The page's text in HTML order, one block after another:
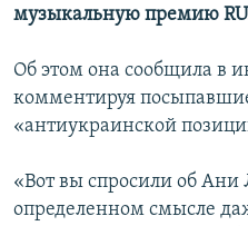
музыкальную премию
Об этом она сообщила в
комментируя
«антиукраинской
«Вот вы спросили об Ани
определенном смысле